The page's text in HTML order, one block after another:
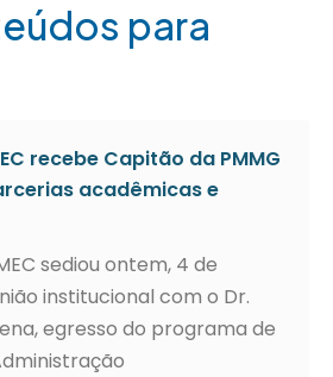
para
recebe Capitão da PMMG
acadêmicas e
sediou ontem, 4 de
institucional com o Dr.
egresso do programa de